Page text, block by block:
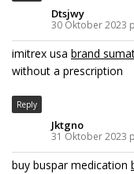
Dtsjwy
30 Oktober 2023
imitrex usa brand
without a prescription
Reply
Jktgno
31 Oktober 2023
buy buspar medication